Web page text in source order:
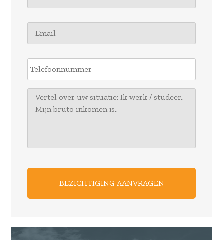
Email *
Telefoonnummer
Uw